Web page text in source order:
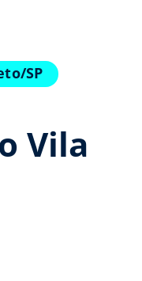
SP
Vila